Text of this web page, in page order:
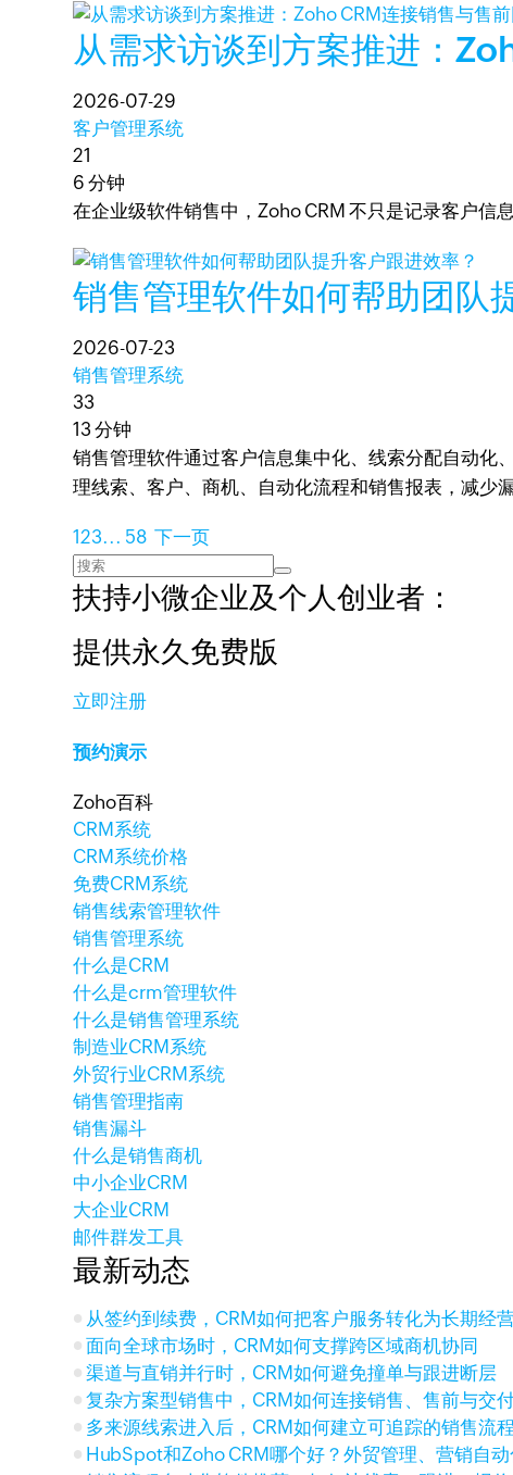
从需求访谈到方案推进：
2026-07-29
客户管理系统
21
6 分钟
在企业级软件销售中，Zoho CRM 不只是记录客户信
销售管理软件如何帮助团队
2026-07-23
销售管理系统
33
13 分钟
销售管理软件通过客户信息集中化、线索分配自动化
理线索、客户、商机、自动化流程和销售报表，减少
123... 58 下一页
扶持小微企业及个人创业者：
提供永久免费版
立即注册
预约演示
Zoho百科
CRM系统
CRM系统价格
免费CRM系统
销售线索管理软件
销售管理系统
什么是CRM
什么是crm管理软件
什么是销售管理系统
制造业CRM系统
外贸行业CRM系统
销售管理指南
销售漏斗
什么是销售商机
中小企业CRM
大企业CRM
邮件群发工具
最新动态
从签约到续费，CRM如何把客户服务转化为长期经
面向全球市场时，CRM如何支撑跨区域商机协同
渠道与直销并行时，CRM如何避免撞单与跟进断层
复杂方案型销售中，CRM如何连接销售、售前与交
多来源线索进入后，CRM如何建立可追踪的销售流程
HubSpot和Zoho CRM哪个好？外贸管理、营销自